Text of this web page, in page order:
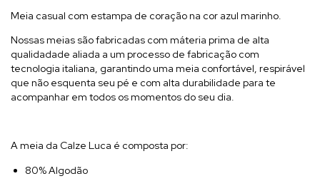
Meia casual com estampa de coração na cor azul marinho.
Nossas meias são fabricadas com máteria prima de alta
qualidadade aliada a um processo de fabricação com
tecnologia italiana, garantindo uma meia confortável, respirável
que não esquenta seu pé e com alta durabilidade para te
acompanhar em todos os momentos do seu dia.
A meia da Calze Luca é composta por:
80% Algodão